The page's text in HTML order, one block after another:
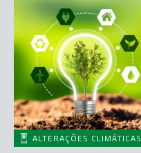
ALTERAÇÕES CLIMÁTICAS